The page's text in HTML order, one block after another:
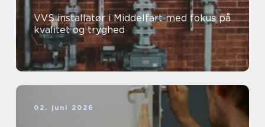
VVS installatør i Middelfart med fokus på
kvalitet og tryghed
02. juni 2026